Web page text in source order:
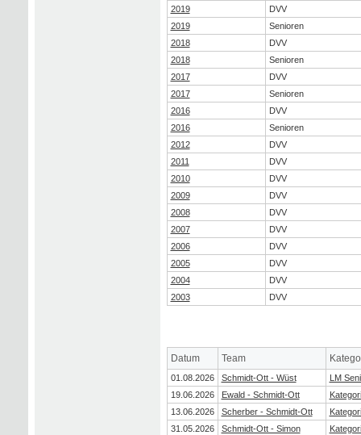
2019
DVV
2019
Senioren
2018
DVV
2018
Senioren
2017
DVV
2017
Senioren
2016
DVV
2016
Senioren
2012
DVV
2011
DVV
2010
DVV
2009
DVV
2008
DVV
2007
DVV
2006
DVV
2005
DVV
2004
DVV
2003
DVV
Datum Team
01.08.2026 Schmidt-Ott - Wüst
LM
19.06.2026
Ewald - Schmidt-Ott
13.06.2026
Scherber - Schmidt-Ott
31.05.2026
Schmidt-Ott - Simon